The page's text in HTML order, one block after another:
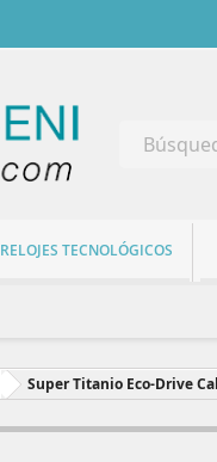
RELOJES TECNOLÓGICOS
Super Titanio Eco-Drive